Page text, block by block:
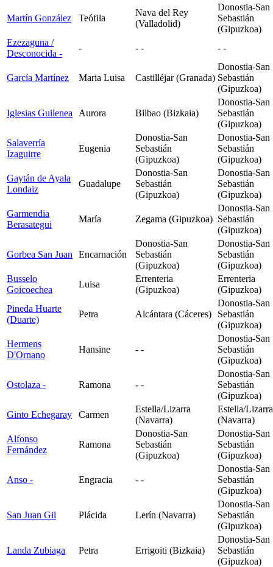
Martín González Teófila
Nava del Rey
(Valladolid)
Donostia-San
Sebastián
(Gipuzkoa)
Ezezaguna /
Desconocida -
- - - - -
García Martínez Maria Luisa Castilléjar (Granada)
Donostia-San
Sebastián
(Gipuzkoa)
Iglesias Guilenea Aurora Bilbao (Bizkaia)
Donostia-San
Sebastián
(Gipuzkoa)
Salaverría
Izaguirre
Eugenia
Donostia-San
Sebastián
(Gipuzkoa)
Donostia-San
Sebastián
(Gipuzkoa)
Gaytán de Ayala
Londaiz
Guadalupe
Donostia-San
Sebastián
(Gipuzkoa)
Donostia-San
Sebastián
(Gipuzkoa)
Garmendia
Berasategui
María Zegama (Gipuzkoa)
Donostia-San
Sebastián
(Gipuzkoa)
Gorbea San Juan Encarnación
Donostia-San
Sebastián
(Gipuzkoa)
Donostia-San
Sebastián
(Gipuzkoa)
Busselo
Goicoechea
Luisa
Errenteria
(Gipuzkoa)
Errenteria
(Gipuzkoa)
Pineda Huarte
(Duarte)
Petra Alcántara (Cáceres)
Donostia-San
Sebastián
(Gipuzkoa)
Hermens
D'Ornano
Hansine - -
Donostia-San
Sebastián
(Gipuzkoa)
Ostolaza - Ramona - -
Donostia-San
Sebastián
(Gipuzkoa)
Ginto Echegaray
Carmen
Estella/Lizarra
(Navarra)
Estella/Lizarra
(Navarra)
Alfonso
Fernández
Ramona
Donostia-San
Sebastián
(Gipuzkoa)
Donostia-San
Sebastián
(Gipuzkoa)
Anso - Engracia - -
Donostia-San
Sebastián
(Gipuzkoa)
San Juan Gil Plácida Lerín (Navarra)
Donostia-San
Sebastián
(Gipuzkoa)
Landa Zubiaga Petra Errigoiti (Bizkaia)
Donostia-San
Sebastián
(Gipuzkoa)